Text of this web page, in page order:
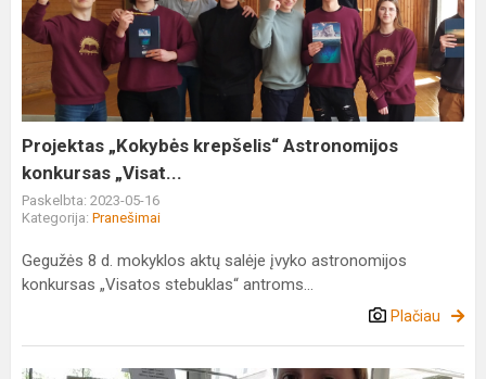
krepšelis“
Astronomijos
konkursas
„Visat...
Projektas „Kokybės krepšelis“ Astronomijos
konkursas „Visat...
Paskelbta: 2023-05-16
Kategorija: Pranešimai
Gegužės 8 d. mokyklos aktų salėje įvyko astronomijos
konkursas „Visatos stebuklas“ antroms...
Plačiau